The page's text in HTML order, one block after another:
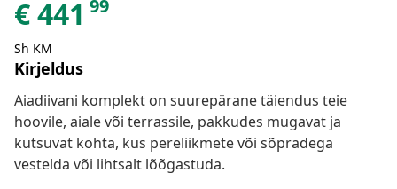
€441 99
Sh KM
Kirjeldus
Aiadiivani komplekt on suurepärane täiendus teie
hoovile, aiale või terrassile, pakkudes mugavat ja
kutsuvat kohta, kus pereliikmete või sõpradega
vestelda või lihtsalt lõõgastuda.